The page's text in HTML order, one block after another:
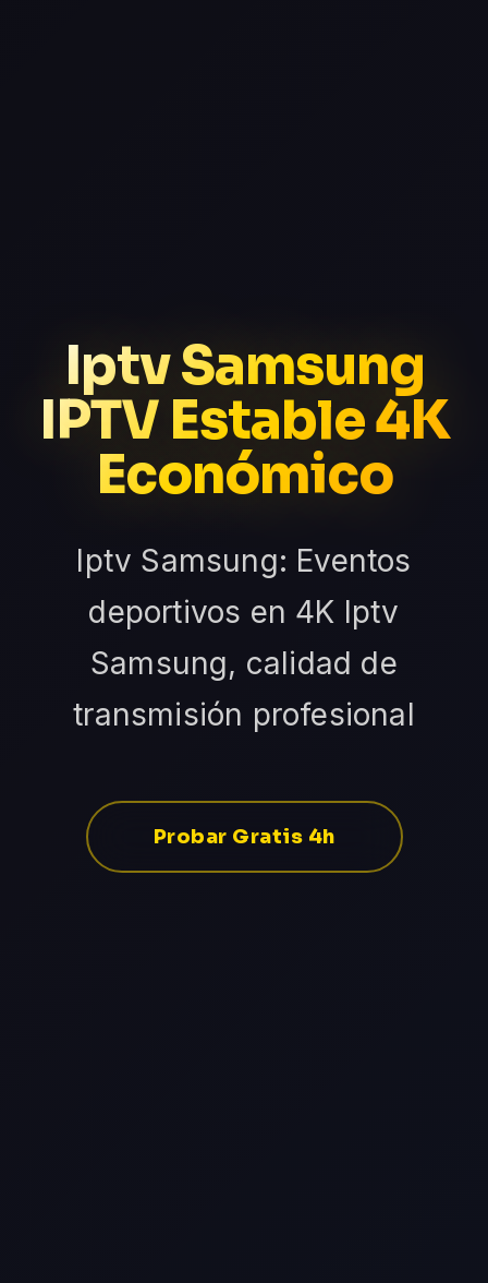
Iptv Samsung
IPTV Estable 4K
Económico
Iptv Samsung: Eventos
deportivos en 4K Iptv
Samsung, calidad de
transmisión profesional
Probar Gratis 4h